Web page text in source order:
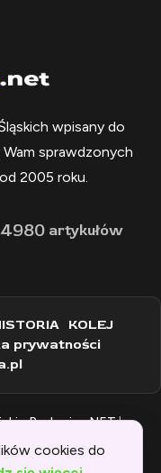
wpisany do
sprawdzonych
2005 roku.
4980 artykułów
KOLEJ
prywatności
- Raclawice.NET|
cookies do